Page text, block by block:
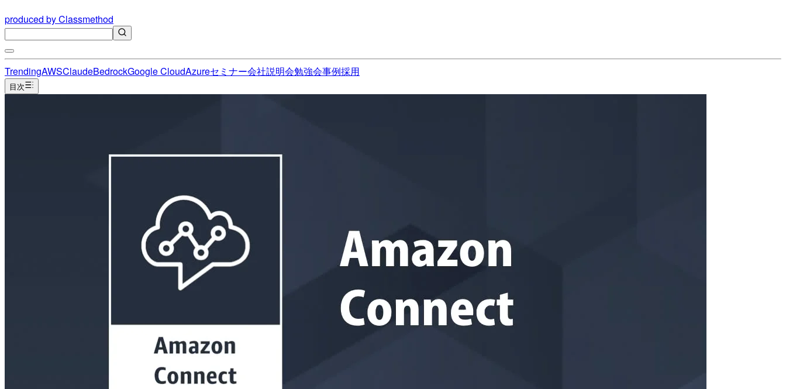
produced by Classmethod
TrendingAWSClaudeBedrockGoogle CloudAzureセミナー会社説明会勉強会事例採用
目次